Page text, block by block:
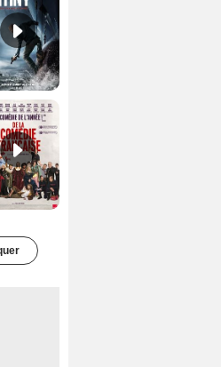
De la Comédie-Française Teaser VF